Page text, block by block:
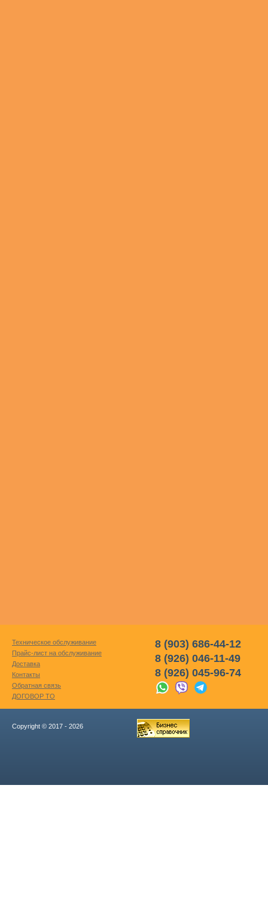
Техническое обслуживание
Прайс-лист на обслуживание
Доставка
Контакты
Обратная связь
ДОГОВОР ТО
8 (903) 686-44-12
8 (926) 046-11-49
8 (926) 045-96-74
Copyright © 2017 - 2026